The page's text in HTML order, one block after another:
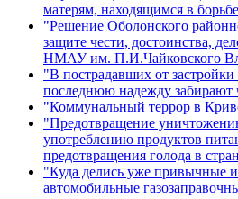
матерям, находящимся в
"Решение Оболонского
защите чести, достоинства,
НМАУ им. П.И.Чайковского
"В пострадавших от
последнюю надежду
"Коммунальный террор в
"Предотвращение
употреблению продуктов
предотвращения голода в
"Куда делись уже привычные
автомобильные